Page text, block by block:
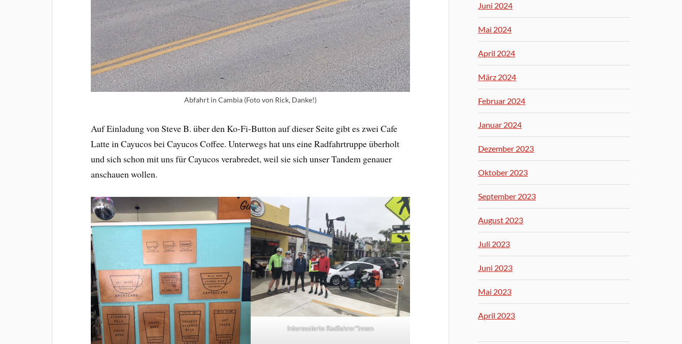
Abfahrt in Cambia (Foto von Rick, Danke!)
Auf Einladung von Steve B. über den Ko-Fi-Button auf dieser Seite gibt es zwei Cafe
Latte in Cayucos bei Cayucos Coffee. Unterwegs hat uns eine Radfahrtruppe überholt
und sich schon mit uns für Cayucos verabredet, weil sie sich unser Tandem genauer
anschauen wollen.
Interessierte Radfahrer*innen
Juni 2024
Mai 2024
April 2024
März 2024
Februar 2024
Januar 2024
Dezember 2023
Oktober 2023
September 2023
August 2023
Juli 2023
Juni 2023
Mai 2023
April 2023